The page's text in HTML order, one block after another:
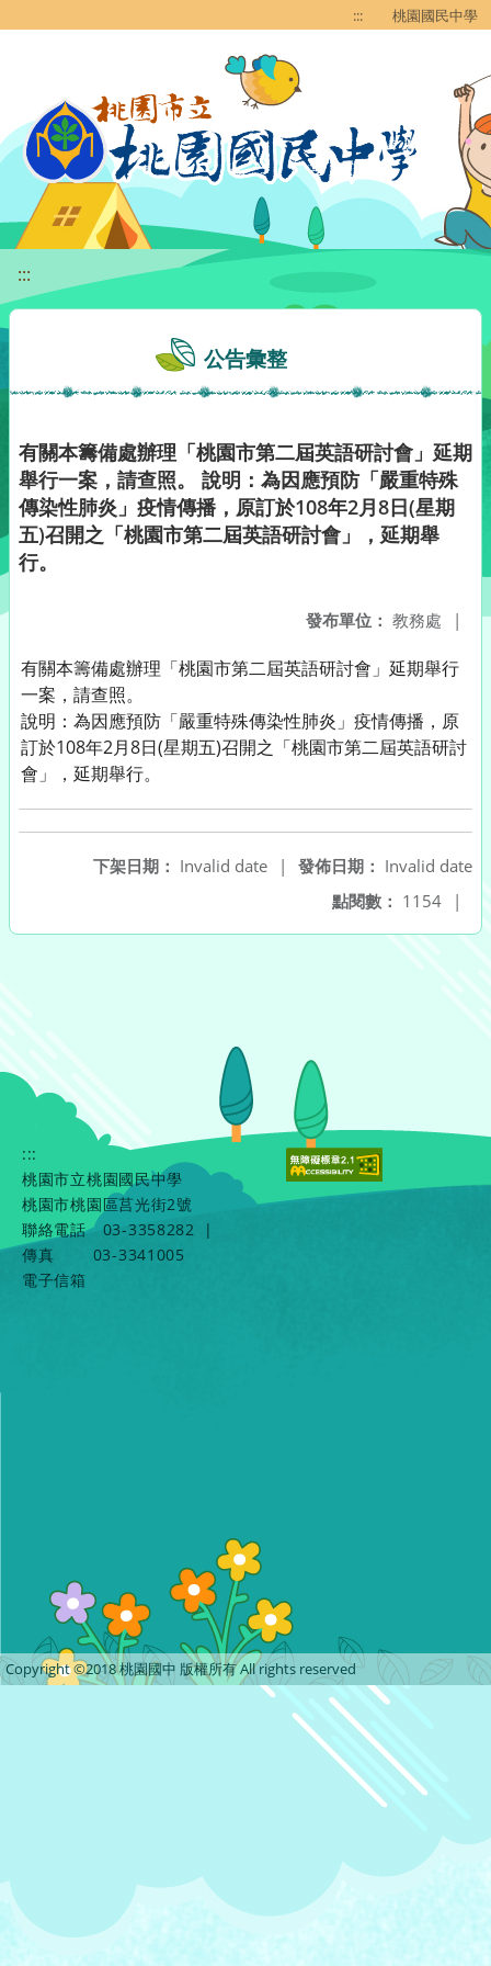
::: 桃園國民中學
:::
公告彙整
有關本籌備處辦理「桃園市第二屆英語研討會」延期
舉行一案，請查照。 說明：為因應預防「嚴重特殊
傳染性肺炎」疫情傳播，原訂於108年2月8日(星期
五)召開之「桃園市第二屆英語研討會」，延期舉
行。
發布單位： 教務處 |
有關本籌備處辦理「桃園市第二屆英語研討會」延期舉行
一案，請查照。
說明：為因應預防「嚴重特殊傳染性肺炎」疫情傳播，原
訂於108年2月8日(星期五)召開之「桃園市第二屆英語研討
會」，延期舉行。
發佈日期： Invalid date
下架日期： Invalid date
|
點閱數： 1154 |
:::
桃園市立桃園國民中學
桃園市桃園區莒光街2號
聯絡電話
03-3358282
|
傳真
03-3341005
電子信箱
Copyright ©2018 桃園國中 版權所有 All rights reserved